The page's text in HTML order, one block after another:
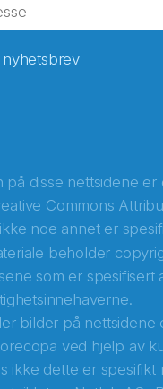
nyhetsbrev
på disse nettsidene er
Commons
noe annet er
beholder
som er spesifisert
bilder på nettsidene
ved hjelp av
ikke dette er spesifikt